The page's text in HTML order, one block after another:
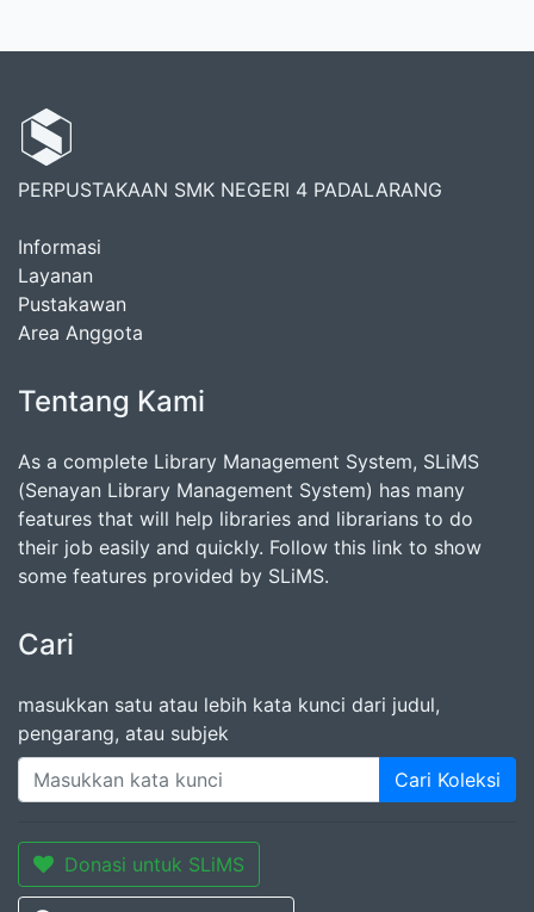
PERPUSTAKAAN SMK NEGERI 4 PADALARANG
Informasi
Layanan
Pustakawan
Area Anggota
Tentang Kami
As a complete Library Management System, SLiMS
(Senayan Library Management System) has many
features that will help libraries and librarians to do
their job easily and quickly. Follow this link to show
some features provided by SLiMS.
Cari
masukkan satu atau lebih kata kunci dari judul,
pengarang, atau subjek
Cari Koleksi
Donasi untuk SLiMS